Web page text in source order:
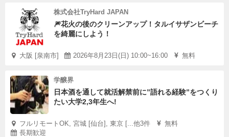
株式会社TryHard JAPAN
🎆花火の後のクリーンアップ！タルイサザンビーチ
を綺麗にしよう！
大阪 [泉南市] 2026年8月23日(日) 10:00~16:00 無料
学醸界
日本酒を通して就活解禁前に”語れる経験”をつくり
たい大学2,3年生へ!
フルリモートOK, 宮城 [仙台], 東京 [...他3件
無料
長期歓迎